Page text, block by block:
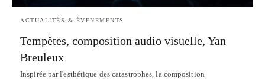
ACTUALITÉS & ÉVENEMENTS
Tempêtes, composition audio visuelle, Yan
Breuleux
Inspirée par l'esthétique des catastrophes, la composition